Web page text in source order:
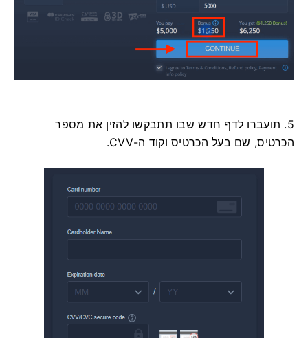
5. תועברו לדף חדש שבו תתבקשו להזין את מספר
הכרטיס, שם בעל הכרטיס וקוד ה-CVV.